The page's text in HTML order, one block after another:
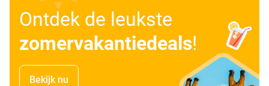
Ontdek de leukste
zomervakantiedeals!
Bekijk nu